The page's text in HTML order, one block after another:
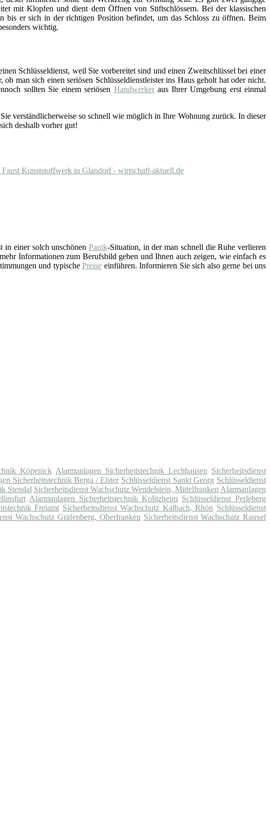
mit Klopfen und dient dem Öffnen von Stiftschlössern. Bei der klassischen
bis er sich in der richtigen Position befindet, um das Schloss zu öffnen. Beim
wichtig.
Schlüsseldienst, weil Sie vorbereitet sind und einen Zweitschlüssel bei einer
man sich einen seriösen Schlüsseldienstleister ins Haus geholt hat oder nicht.
sollten Sie einem seriösen Handwerkeraus Ihrer Umgebung erst einmal
verständlicherweise so schnell wie möglich in Ihre Wohnung zurück. In dieser
deshalb vorher gut!
Faust Kunststoffwerk in Glandorf - wirtschaft-aktuell.de
in einer solch unschönenPanik-Situation, in der man schnell die Ruhe verlieren
Informationen zum Berufsbild geben und Ihnen auch zeigen, wie einfach es
und typischePreise einführen. Informieren Sie sich also gerne bei uns
Köpenick Alarmanlagen Sicherheitstechnik Lechhausen Sicherheitsdienst
Sicherheitstechnik Berga / Elster Schlüsseldienst Sankt Georg Schlüsseldienst
Stendal Sicherheitsdienst Wachschutz Wendelstein, Mittelfranken Alarmanlagen
Alarmanlagen Sicherheitstechnik Kolitzheim Schlüsseldienst Perleberg
Freiamt Sicherheitsdienst Wachschutz Kalbach, Rhön Schlüsseldienst
Wachschutz Gräfenberg, Oberfranken Sicherheitsdienst Wachschutz Rauxel